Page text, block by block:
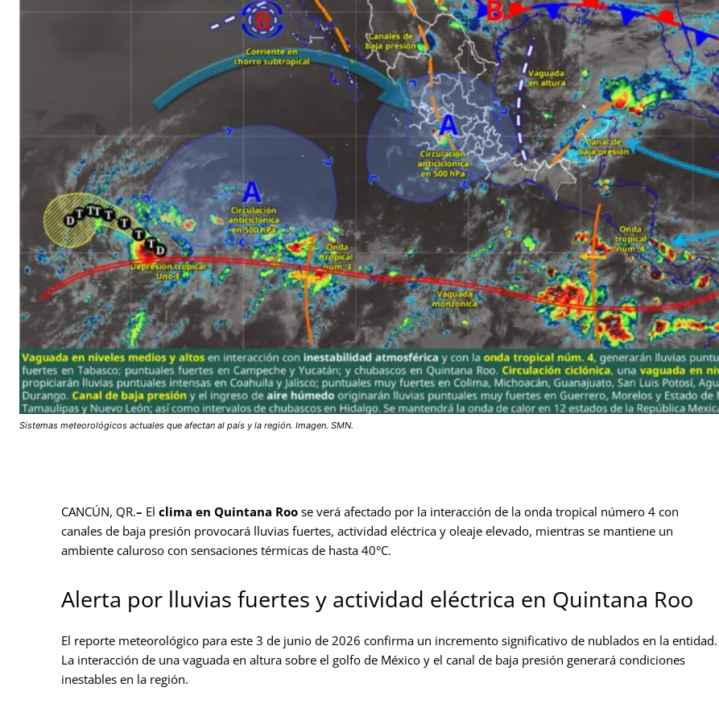
Sistemas meteorológicos actuales que afectan al país y la región. Imagen. SMN.
CANCÚN, QR.– El clima en Quintana Roo se verá afectado por la interacción de la onda tropical número 4 con
canales de baja presión provocará lluvias fuertes, actividad eléctrica y oleaje elevado, mientras se mantiene un
ambiente caluroso con sensaciones térmicas de hasta 40°C.
Alerta por lluvias fuertes y actividad eléctrica en Quintana Roo
El reporte meteorológico para este 3 de junio de 2026 confirma un incremento significativo de nublados en la entidad.
La interacción de una vaguada en altura sobre el golfo de México y el canal de baja presión generará condiciones
inestables en la región.